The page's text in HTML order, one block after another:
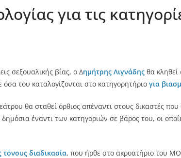
για τις
σεξουαλικής βίας, ο Δημήτρης Λιγνάδης θα
του καταλογίζονται στο κατηγορητήριο για
θα σταθεί όρθιος απέναντι στους δικαστές
έναντι των κατηγοριών σε βάρος του, οι
διαδικασία, που ήρθε στο ακροατήριο του